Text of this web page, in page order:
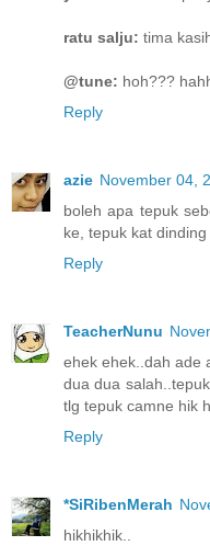
ratu salju: tima
@tune: hoh???
Reply
azie November 04,
boleh apa tepuk
ke, tepuk kat
Reply
TeacherNunu
ehek ehek..dah ade
dua dua
tlg tepuk camne hik
Reply
*SiRibenMerah
hikhikhik..